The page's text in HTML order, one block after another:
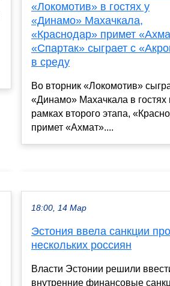
«Локомотив» в гостях у
«Динамо» Махачкала,
«Краснодар» примет
«Спартак» сыграет с
в среду
Во вторник «Локомотив»
«Динамо» Махачкала в гостях
рамках второго этапа,
примет «Ахмат»....
18:00, 14 Мар
Эстония ввела санкции
нескольких россиян
Власти Эстонии решили
внутренние финансовые